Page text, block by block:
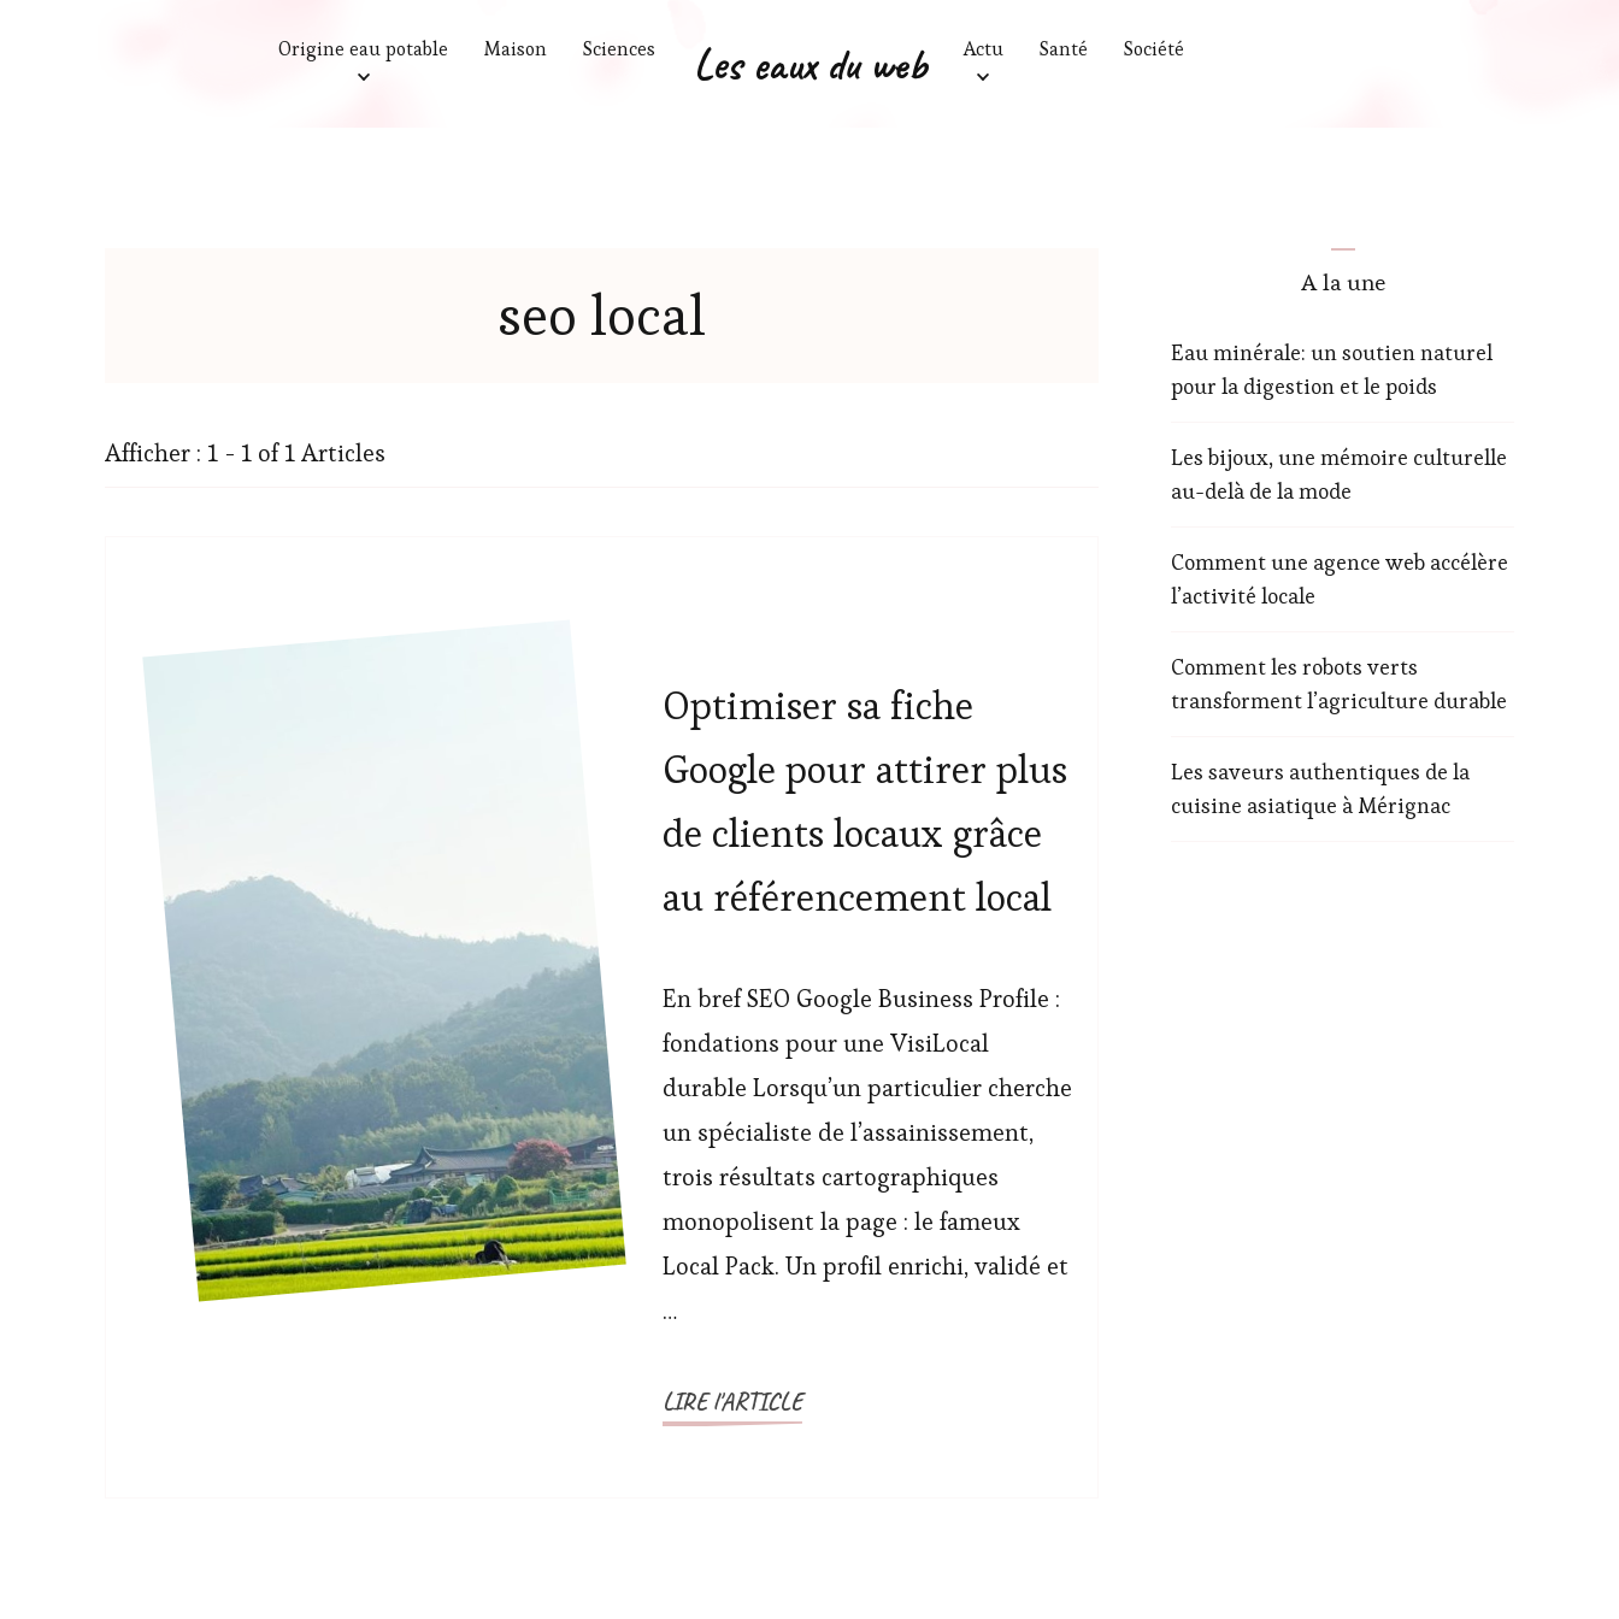
Origine eau potable Maison Sciences Actu Santé Société
Les eaux du web
seo local
Afficher : 1 - 1 of 1 Articles
Optimiser sa fiche
Google pour attirer plus
de clients locaux grâce
au référencement local
En bref SEO Google Business Profile :
fondations pour une VisiLocal
durable Lorsqu’un particulier cherche
un spécialiste de l’assainissement,
trois résultats cartographiques
monopolisent la page : le fameux
Local Pack. Un profil enrichi, validé et
…
LIRE l'ARTICLE
A la une
Eau minérale: un soutien naturel
pour la digestion et le poids
Les bijoux, une mémoire culturelle
au-delà de la mode
Comment une agence web accélère
l’activité locale
Comment les robots verts
transforment l’agriculture durable
Les saveurs authentiques de la
cuisine asiatique à Mérignac